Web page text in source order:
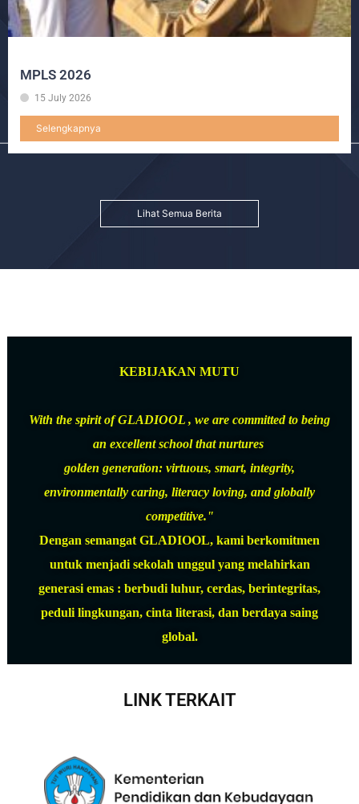
MPLS 2026
15 July 2026
Selengkapnya
Lihat Semua Berita
KEBIJAKAN MUTU
With the spirit of GLADIOOL , we are committed to being
an excellent school that nurtures
golden generation: virtuous, smart, integrity,
environmentally caring, literacy loving, and globally
competitive."
Dengan semangat GLADIOOL, kami berkomitmen
untuk menjadi sekolah unggul yang melahirkan
generasi emas : berbudi luhur, cerdas, berintegritas,
peduli lingkungan, cinta literasi, dan berdaya saing
global.
LINK TERKAIT